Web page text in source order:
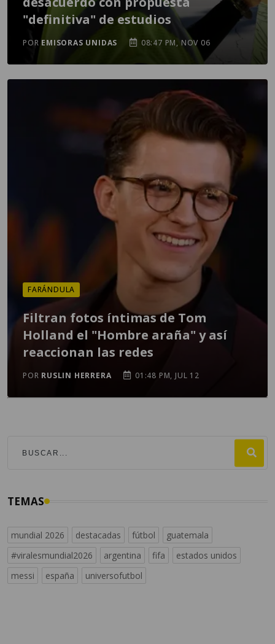
"definitiva" de estudios
POR EMISORAS UNIDAS 08:47 PM, NOV 06
FARÁNDULA
Filtran fotos íntimas de Tom
Holland el "Hombre araña" y así
reaccionan las redes
POR RUSLIN HERRERA 01:48 PM, JUL 12
TEMAS
mundial 2026 destacadas fútbol
guatemala
#viralesmundial2026
argentina fifa
estados unidos
messi
españa universofutbol